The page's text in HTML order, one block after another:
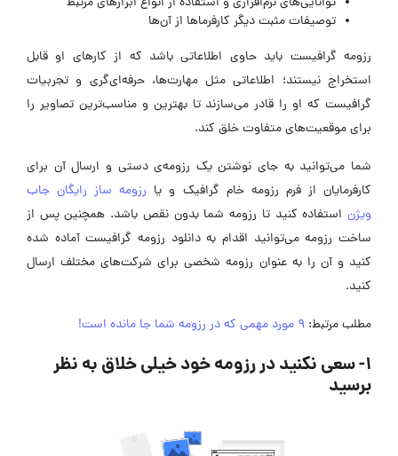
توصیفات مثبت دیگر کارفرماها از آن‌ها
رزومه گرافیست باید حاوی اطلاعاتی باشد که از کارهای او قابل
استخراج نیستند؛ اطلاعاتی مثل مهارت‌ها، حرفه‌ای‌گری و تجربیات
گرافیست که او را قادر می‌سازند تا بهترین و مناسب‌ترین تصاویر را
برای موقعیت‌های متفاوت خلق کند.
شما می‌توانید به جای نوشتن یک رزومه‌ی دستی و ارسال آن برای
کارفرمایان از فرم رزومه خام گرافیک و یا رزومه ساز رایگان جاب
ویژن استفاده کنید تا رزومه‌ شما بدون نقص باشد. همچنین پس از
ساخت رزومه می‌توانید اقدام به دانلود رزومه گرافیست آماده شده
کنید و آن را به عنوان رزومه شخصی برای شرکت‌های مختلف ارسال
کنید.
مطلب مرتبط: 9 مورد مهمی که در رزومه شما جا مانده است!
۱- سعی نکنید در رزومه خود خیلی خلاق به نظر
برسید